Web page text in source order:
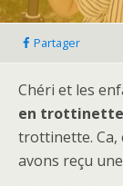
Partager
Chéri et les
en
trottinette. Ca,
avons reçu